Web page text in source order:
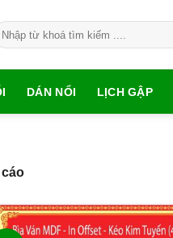
DÁN NỔI LỊCH GẬP
cáo